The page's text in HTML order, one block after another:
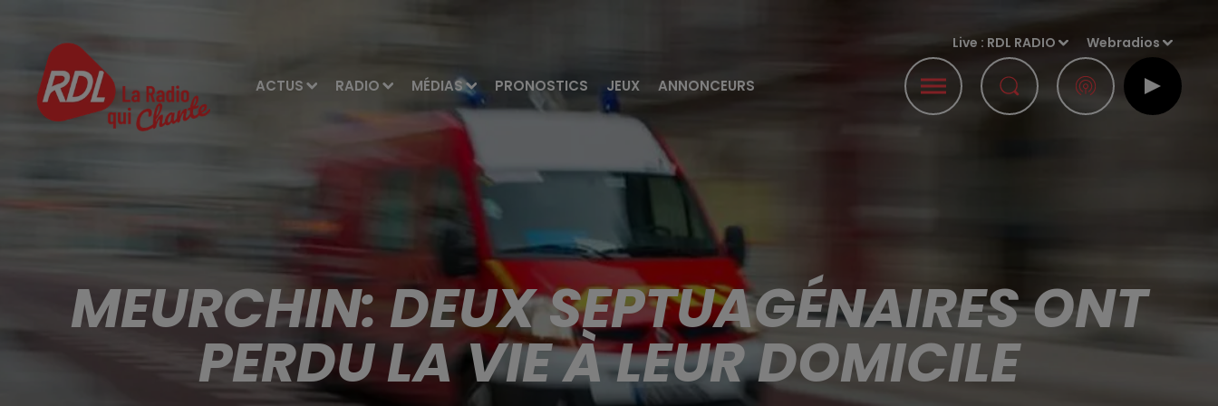
ACTUS RADIO MÉDIAS PRONOSTICS JEUX ANNONCEURS
Live : RDL RADIO Webradios
MEURCHIN: DEUX SEPTUAGÉNAIRES ONT
PERDU LA VIE À LEUR DOMICILE